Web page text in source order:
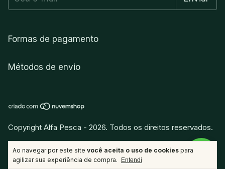
Ao navegar por este site você aceita o uso de cookies para
agilizar sua experiência de compra.
Entendi
Formas de pagamento
Métodos de envio
Copyright Alfa Pesca - 2026. Todos os direitos reservados.
Desenvolvido porvitamina.